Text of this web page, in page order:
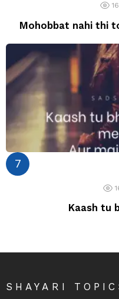
Mohobbat nahi thi
Kaash tu
SHAYARI